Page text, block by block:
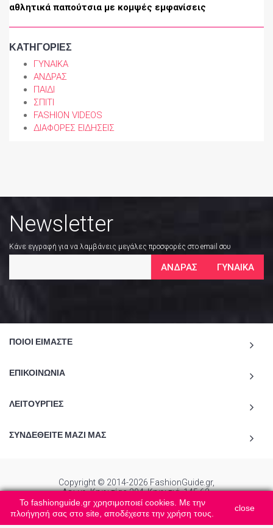
αθλητικά παπούτσια με κομψές εμφανίσεις
ΚΑΤΗΓΟΡΙΕΣ
ΓΥΝΑΙΚΑ
ΑΝΔΡΑΣ
ΠΑΙΔΙ
ΣΠΙΤΙ
FASHION VIDEOS
ΔΙΑΦΟΡΕΣ ΕΙΔΗΣΕΙΣ
Newsletter
Κάνε εγγραφή για να λαμβάνεις μεγάλες προσφορές στο email σου
ΑΝΔΡΑΣ ΓΥΝΑΙΚΑ
ΠΟΙΟΙ ΕΙΜΑΣΤΕ
ΕΠΙΚΟΙΝΩΝΙΑ
ΛΕΙΤΟΥΡΓΙΕΣ
ΣΥΝΔΕΘΕΙΤΕ ΜΑΖΙ ΜΑΣ
Copyright © 2014-2026 FashionGuide.gr,
Λεωφ. Κηφισίας 204, Κηφισιά, 145 62.
All Rights Reserved.
Το fashionguide.gr χρησιμοποιεί cookies. Με την
πλοήγησή σας στο site, αποδέχεστε την χρήση τους.
close